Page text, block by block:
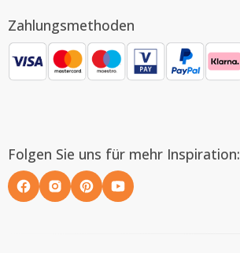
Zahlungsmethoden
Folgen Sie uns für mehr Inspiration: